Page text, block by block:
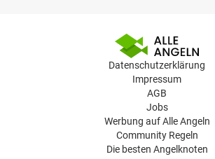
Datenschutzerklärung
Impressum
AGB
Jobs
Werbung auf Alle Angeln
Community Regeln
Die besten Angelknoten